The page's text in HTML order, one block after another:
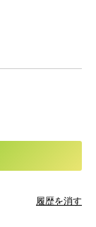
履歴を消す